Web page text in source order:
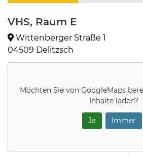
VHS, Raum E
Wittenberger Straße 1
04509 Delitzsch
Möchten Sie von GoogleMaps
Inhalte laden?
Ja Immer